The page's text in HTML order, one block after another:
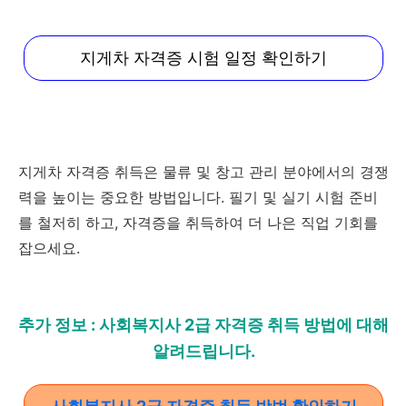
지게차 자격증 시험 일정 확인하기
지게차 자격증 취득은 물류 및 창고 관리 분야에서의 경쟁
력을 높이는 중요한 방법입니다. 필기 및 실기 시험 준비
를 철저히 하고, 자격증을 취득하여 더 나은 직업 기회를
잡으세요.
추가 정보 : 사회복지사 2급 자격증 취득 방법에 대해
알려드립니다.